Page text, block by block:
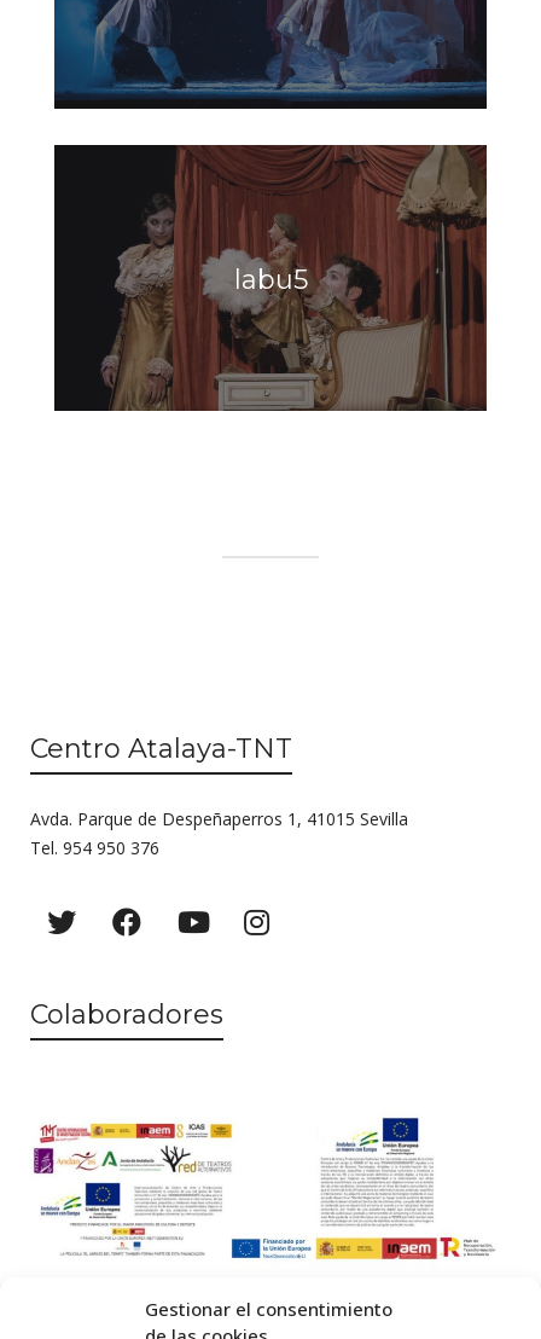
Gestionar el consentimiento
labu5
Centro Atalaya-TNT
Avda. Parque de Despeñaperros 1, 41015 Sevilla
Tel. 954 950 376
Colaboradores